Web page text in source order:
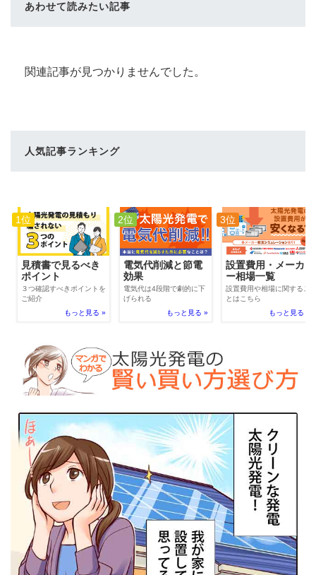
あわせて読みたい記事
関連記事が見つかりませんでした。
人気記事ランキング
1位
見積書で見るべき
ポイント
３つ確認すべきポイントを
ご紹介
もっと見る »
2位
電気代削減と節電
効果
電気代は4段階で劇的に下
げられる
もっと見る »
3位
設置費用・メーカ
ー相場一覧
設置費用や相場に関するこ
とはこちら
もっと見る »